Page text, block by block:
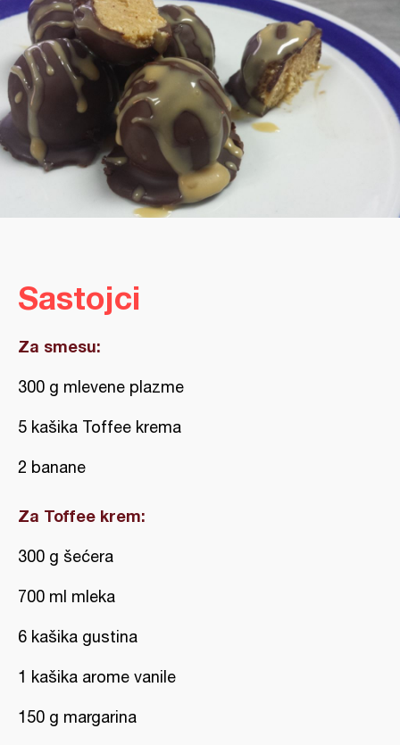
Sastojci
Za smesu:
300 g mlevene plazme
5 kašika Toffee krema
2 banane
Za Toffee krem:
300 g šećera
700 ml mleka
6 kašika gustina
1 kašika arome vanile
150 g margarina